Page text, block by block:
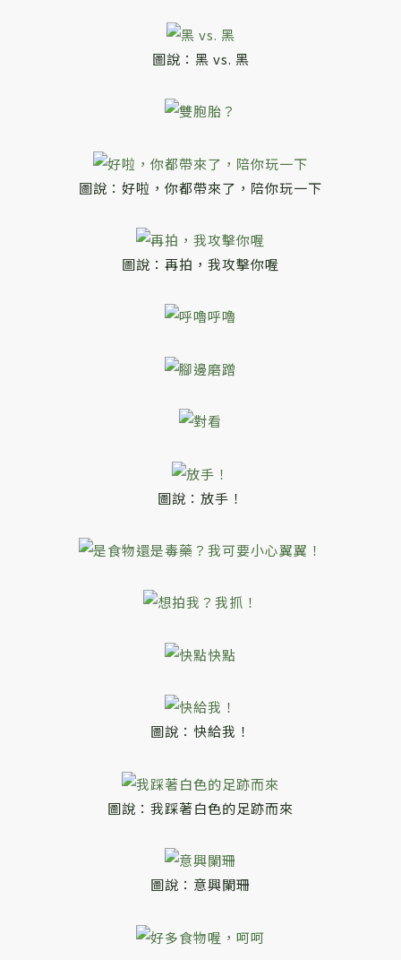
圖說：黑 vs. 黑
圖說：好啦，你都帶來了，陪你玩一下
圖說：再拍，我攻擊你喔
圖說：放手！
圖說：快給我！
圖說：我踩著白色的足跡而來
圖說：意興闌珊